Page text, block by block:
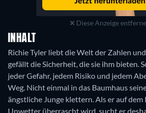
Diese Anzeige
INHALT
Richie Tyler liebt die Welt der Zahlen
gefällt die Sicherheit, die sie ihm bieten.
jeder Gefahr, jedem Risiko und jedem
Weg. Nicht einmal in das Baumhaus
ängstliche Junge klettern. Als er auf dem
Unwetter überrascht wird, sucht er